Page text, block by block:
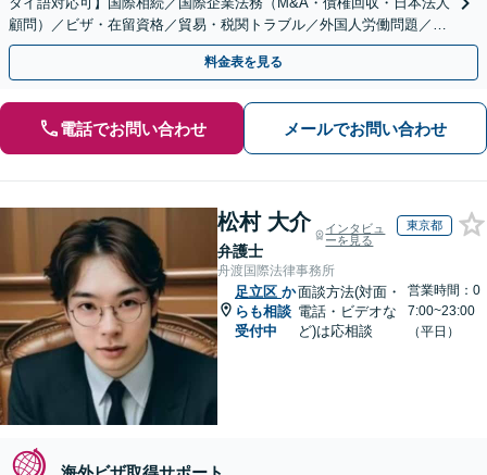
顧問）／ビザ・在留資格／貿易・税関トラブル／外国人労働問題／外
国人刑事事件など、幅広いご相談に対応可能
料金表を見る
電話でお問い合わせ メールでお問い合わせ
松村 大介
弁護士
インタビュ
ーを見る
東京都
舟渡国際法律事務所
足立区 か
らも相談
受付中
面談方法(対面・
電話・ビデオな
ど)は応相談
営業時間：0
7:00~23:00
（平日）